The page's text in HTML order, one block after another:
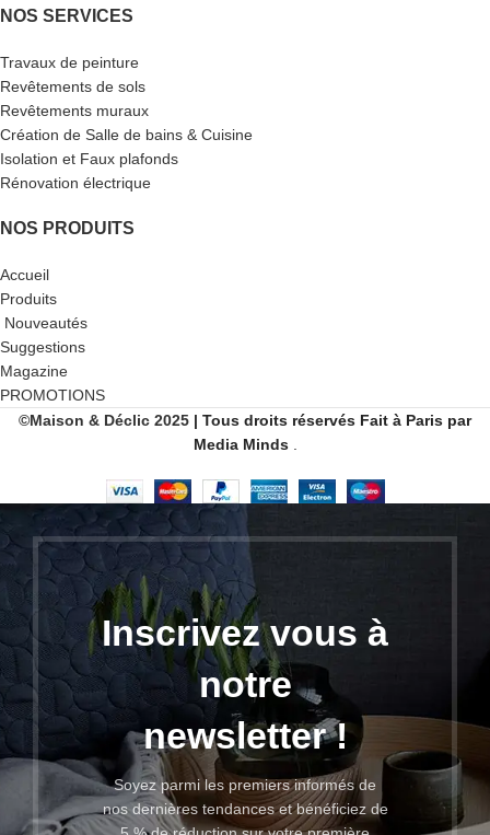
NOS SERVICES
Travaux de peinture
Revêtements de sols
Revêtements muraux
Création de Salle de bains & Cuisine
Isolation et Faux plafonds
Rénovation électrique
NOS PRODUITS
Accueil
Produits
Nouveautés
Suggestions
Magazine
PROMOTIONS
©Maison & Déclic 2025 | Tous droits réservés Fait à Paris par
Media Minds
Inscrivez vous à
notre
newsletter !
Soyez parmi les premiers informés de
nos dernières tendances et bénéficiez de